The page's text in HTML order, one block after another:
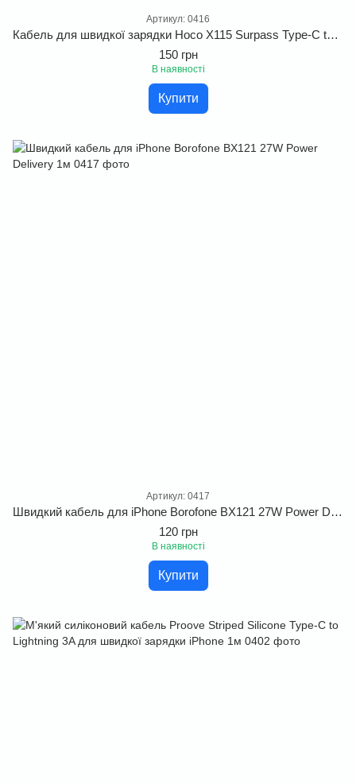
Артикул: 0416
Кабель для швидкої зарядки Hoco X115 Surpass Type-C to Type-C 60W 1m
150 грн
В наявності
Купити
Артикул: 0417
Швидкий кабель для iPhone Borofone BX121 27W Power Delivery 1м
120 грн
В наявності
Купити